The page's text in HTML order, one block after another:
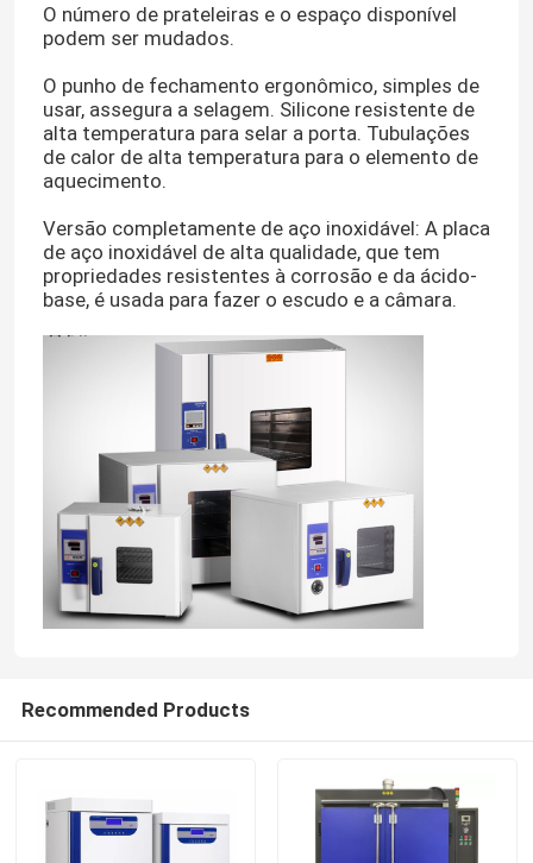
O número de prateleiras e o espaço disponível
podem ser mudados.
O punho de fechamento ergonômico, simples de
usar, assegura a selagem. Silicone resistente de
alta temperatura para selar a porta. Tubulações
de calor de alta temperatura para o elemento de
aquecimento.
Versão completamente de aço inoxidável: A placa
de aço inoxidável de alta qualidade, que tem
propriedades resistentes à corrosão e da ácido-
base, é usada para fazer o escudo e a câmara.
Recommended Products